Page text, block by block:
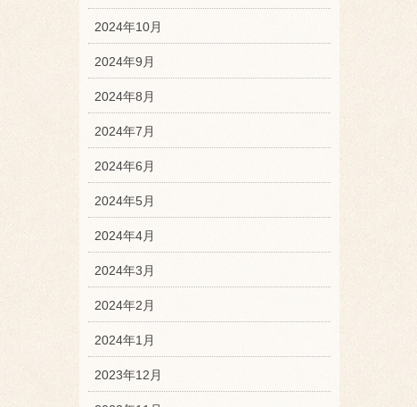
2024年10月
2024年9月
2024年8月
2024年7月
2024年6月
2024年5月
2024年4月
2024年3月
2024年2月
2024年1月
2023年12月